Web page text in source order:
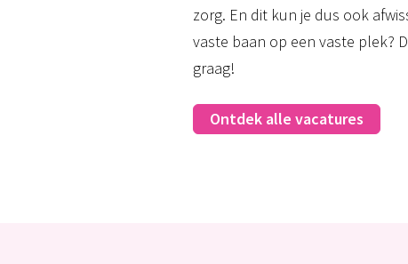
zorg. En dit kun je dus ook
vaste baan op een vaste plek?
graag!
Ontdek alle vacatures